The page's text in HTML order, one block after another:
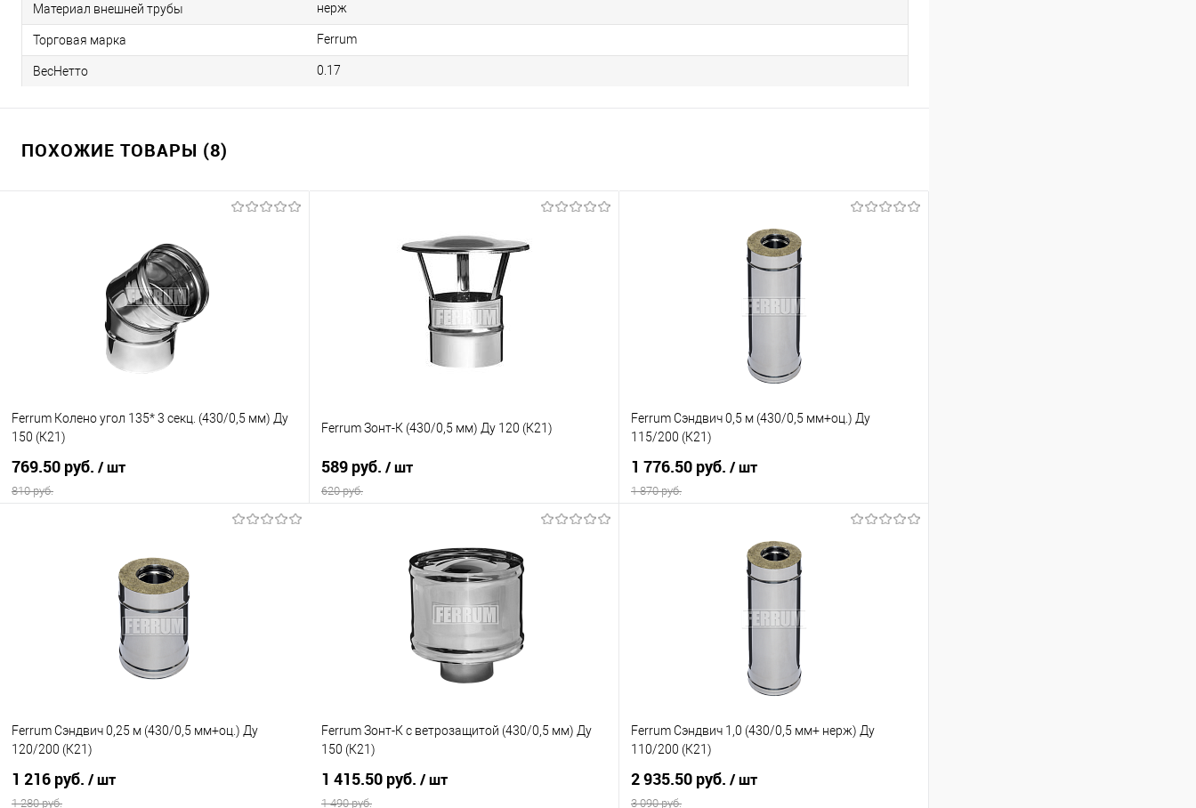
Материал внешней трубы нерж
Торговая марка Ferrum
ВесНетто 0.17
ПОХОЖИЕ ТОВАРЫ (8)
Ferrum Колено угол 135* 3 секц. (430/0,5 мм) Ду
150 (К21)
769.50 руб. / шт
810 руб.
Сравнение
Ferrum Зонт-К (430/0,5 мм) Ду 120 (К21)
589 руб. / шт
620 руб.
Купить в 1 клик
К сравнению
В наличии
Ferrum Сэндвич 0,5 м (430/0,5 мм+оц.) Ду
115/200 (К21)
1 776.50 руб. / шт
1 870 руб.
В корзину
Ferrum Сэндвич 0,25 м (430/0,5 мм+оц.) Ду
120/200 (К21)
1 216 руб. / шт
1 280 руб.
Ferrum Зонт-К с ветрозащитой (430/0,5 мм) Ду
150 (К21)
1 415.50 руб. / шт
1 490 руб.
Ferrum Сэндвич 1,0 (430/0,5 мм+ нерж) Ду
110/200 (К21)
2 935.50 руб. / шт
3 090 руб.